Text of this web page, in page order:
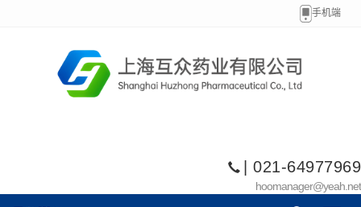
手机端
| 021-64977969
hoomanager@yeah.net